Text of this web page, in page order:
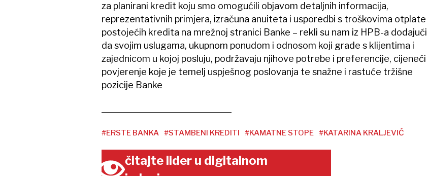
za planirani kredit koju smo omogućili objavom detaljnih informacija,
reprezentativnih primjera, izračuna anuiteta i usporedbi s troškovima otplate
postojećih kredita na mrežnoj stranici Banke – rekli su nam iz HPB-a dodajući
da svojim uslugama, ukupnom ponudom i odnosom koji grade s klijentima i
zajednicom u kojoj posluju, podržavaju njihove potrebe i preferencije, cijeneći
povjerenje koje je temelj uspješnog poslovanja te snažne i rastuće tržišne
pozicije Banke
#ERSTE BANKA #STAMBENI KREDITI #KAMATNE STOPE #KATARINA KRALJEVIĆ
čitajte lider u digitalnom